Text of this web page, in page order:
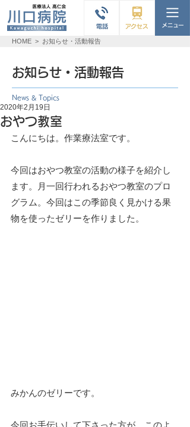
HOME > お知らせ・活動報告
お知らせ・活動報告
News & Topics
おやつ教室
2020年2月19日
こんにちは。作業療法室です。
今回はおやつ教室の活動の様子を紹介し
ます。月一回行われるおやつ教室のプロ
グラム。今回はこの季節良く見かける果
物を使ったゼリーを作りました。
みかんのゼリーです。
今回お手伝いして下さった方が、このよ